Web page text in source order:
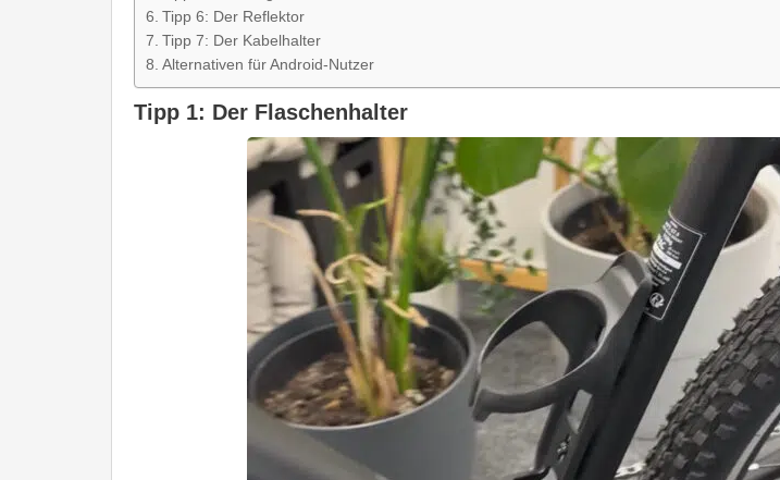
Tipp 6: Der Reflektor
Tipp 7: Der Kabelhalter
Alternativen für Android-Nutzer
Tipp 1: Der Flaschenhalter